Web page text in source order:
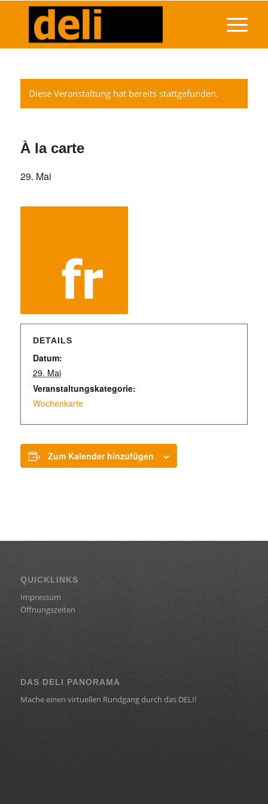
Diese Veranstaltung hat bereits stattgefunden.
À la carte
29. Mai
DETAILS
Datum:
29. Mai
Veranstaltungskategorie:
Wochenkarte
Zum Kalender hinzufügen
QUICKLINKS
Impressum
Öffnungszeiten
DAS DELI PANORAMA
Mache einen virtuellen Rundgang durch das DELI!